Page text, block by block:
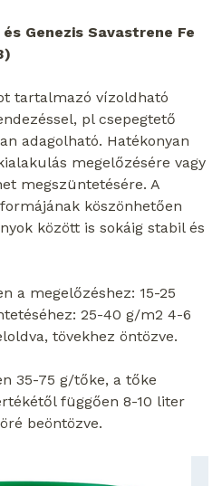
Genezis Savastrene Fe
)
tartalmazó vízoldható
pl csepegtető
adagolható. Hatékonyan
megelőzésére vagy
megszüntetésére. A
köszönhetően
között is sokáig stabil és
a megelőzéshez: 15-25
25-40 g/m2 4-6
tövekhez öntözve.
35-75 g/tőke, a tőke
függően 8-10 liter
beöntözve.